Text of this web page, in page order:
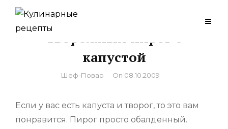
Skip
content
Творожный пирог с
капустой
By
Шеф-Повар On 08.10.2009
Если у вас есть капуста и творог, то это вам
понравится. Пирог просто обалденный.